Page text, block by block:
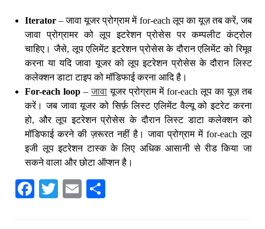
Iterator – जावा यूजर प्रोग्राम में for-each लूप का यूज़ तब करें, जब
जावा प्रोग्रामर को लूप इटरेशन प्रोसेस पर कम्पलीट कंट्रोल
चाहिए। जैसे, लूप एलिमेंट इटरेशन प्रोसेस के दौरान एलिमेंट को रिमूव
करना या यदि जावा यूजर को लूप इटरेशन प्रोसेस के दौरान लिस्ट
कलेक्शन डाटा टाइप को मॉडिफाई करना आदि है।
For-each loop –जावा यूजर प्रोग्राम में for-each लूप का यूज़ तब
करें। जब जावा यूजर को सिर्फ़ लिस्ट एलिमेंट वैल्यू को इटरेट करना
हो, और लूप इटरेशन प्रोसेस के दौरान लिस्ट डाटा कलेक्शन को
मॉडिफाई करने की ज़रूरत नहीं है। जावा प्रोग्राम में for-each लूप
इजी लूप इटरेशन टास्क के लिए अधिक आसानी से रीड किया जा
सकने वाला और छोटा ऑप्शन है।
Fa T
E